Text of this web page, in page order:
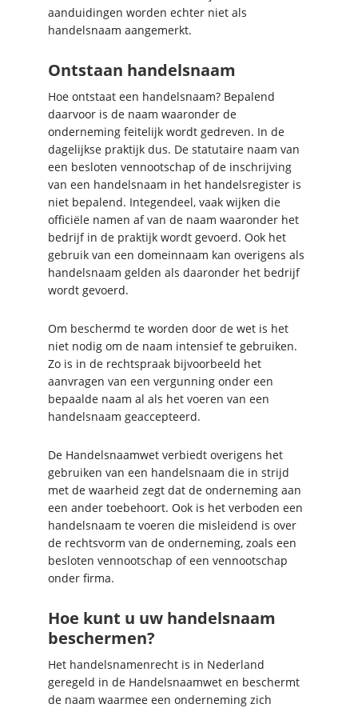
aanduidingen worden echter niet als
handelsnaam aangemerkt.
Ontstaan handelsnaam
Hoe ontstaat een handelsnaam? Bepalend
daarvoor is de naam waaronder de
onderneming feitelijk wordt gedreven. In de
dagelijkse praktijk dus. De statutaire naam van
een besloten vennootschap of de inschrijving
van een handelsnaam in het handelsregister is
niet bepalend. Integendeel, vaak wijken die
officiële namen af van de naam waaronder het
bedrijf in de praktijk wordt gevoerd. Ook het
gebruik van een domeinnaam kan overigens als
handelsnaam gelden als daaronder het bedrijf
wordt gevoerd.
Om beschermd te worden door de wet is het
niet nodig om de naam intensief te gebruiken.
Zo is in de rechtspraak bijvoorbeeld het
aanvragen van een vergunning onder een
bepaalde naam al als het voeren van een
handelsnaam geaccepteerd.
De Handelsnaamwet verbiedt overigens het
gebruiken van een handelsnaam die in strijd
met de waarheid zegt dat de onderneming aan
een ander toebehoort. Ook is het verboden een
handelsnaam te voeren die misleidend is over
de rechtsvorm van de onderneming, zoals een
besloten vennootschap of een vennootschap
onder firma.
Hoe kunt u uw handelsnaam
beschermen?
Het handelsnamenrecht is in Nederland
geregeld in de Handelsnaamwet en beschermt
de naam waarmee een onderneming zich